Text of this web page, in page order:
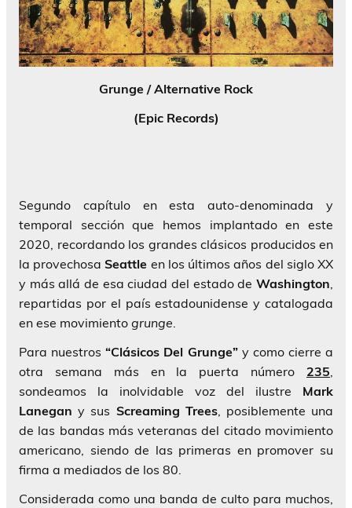
Grunge / Alternative Rock
(Epic Records)
Segundo capítulo en esta auto-denominada y
temporal sección que hemos implantado en este
2020, recordando los grandes clásicos producidos en
la provechosaSeattle en los últimos años del siglo XX
y más allá de esa ciudad del estado de Washington,
repartidas por el país estadounidense y catalogada
en ese movimiento grunge.
Para nuestros“Clásicos Del Grunge”y como cierre a
otra semana más en la puerta número 235,
sondeamos la inolvidable voz del ilustre Mark
Lanegan y sus Screaming Trees, posiblemente una
de las bandas más veteranas del citado movimiento
americano, siendo de las primeras en promover su
firma a mediados de los 80.
Considerada como una banda de culto para muchos,